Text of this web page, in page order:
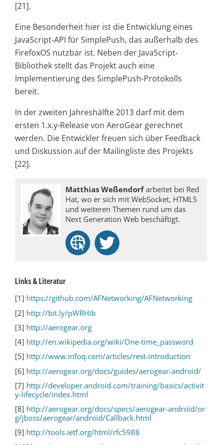
[21].
Eine Besonderheit hier ist die Entwicklung eines
JavaScript-API für SimplePush, das außerhalb des
FirefoxOS nutzbar ist. Neben der JavaScript-
Bibliothek stellt das Projekt auch eine
Implementierung des SimplePush-Protokolls
bereit.
In der zweiten Jahreshälfte 2013 darf mit dem
ersten 1.x.y-Release von AeroGear gerechnet
werden. Die Entwickler freuen sich über Feedback
und Diskussion auf der Mailingliste des Projekts
[22].
Matthias Weßendorfarbeitet bei Red
Hat, wo er sich mit Web­Socket, HTML5
und weiteren Themen rund um das
Next Generation Web beschäftigt.
Links & Literatur
[1] https://github.com/AFNetworking/AFNetworking
[2] http://bit.ly/pWRHib
[3] http://aerogear.org
[4] http://en.wikipedia.org/wiki/One-time_password
[5] http://www.infoq.com/articles/rest-introduction
[6] http://aerogear.org/docs/guides/aerogear-android/
[7] http://developer.android.com/training/basics/activit
y-lifecycle/index.html
[8] http://aerogear.org/docs/specs/aerogear-android/or
g/jboss/aerogear/android/Callback.html
[9] http://tools.ietf.org/html/rfc5988